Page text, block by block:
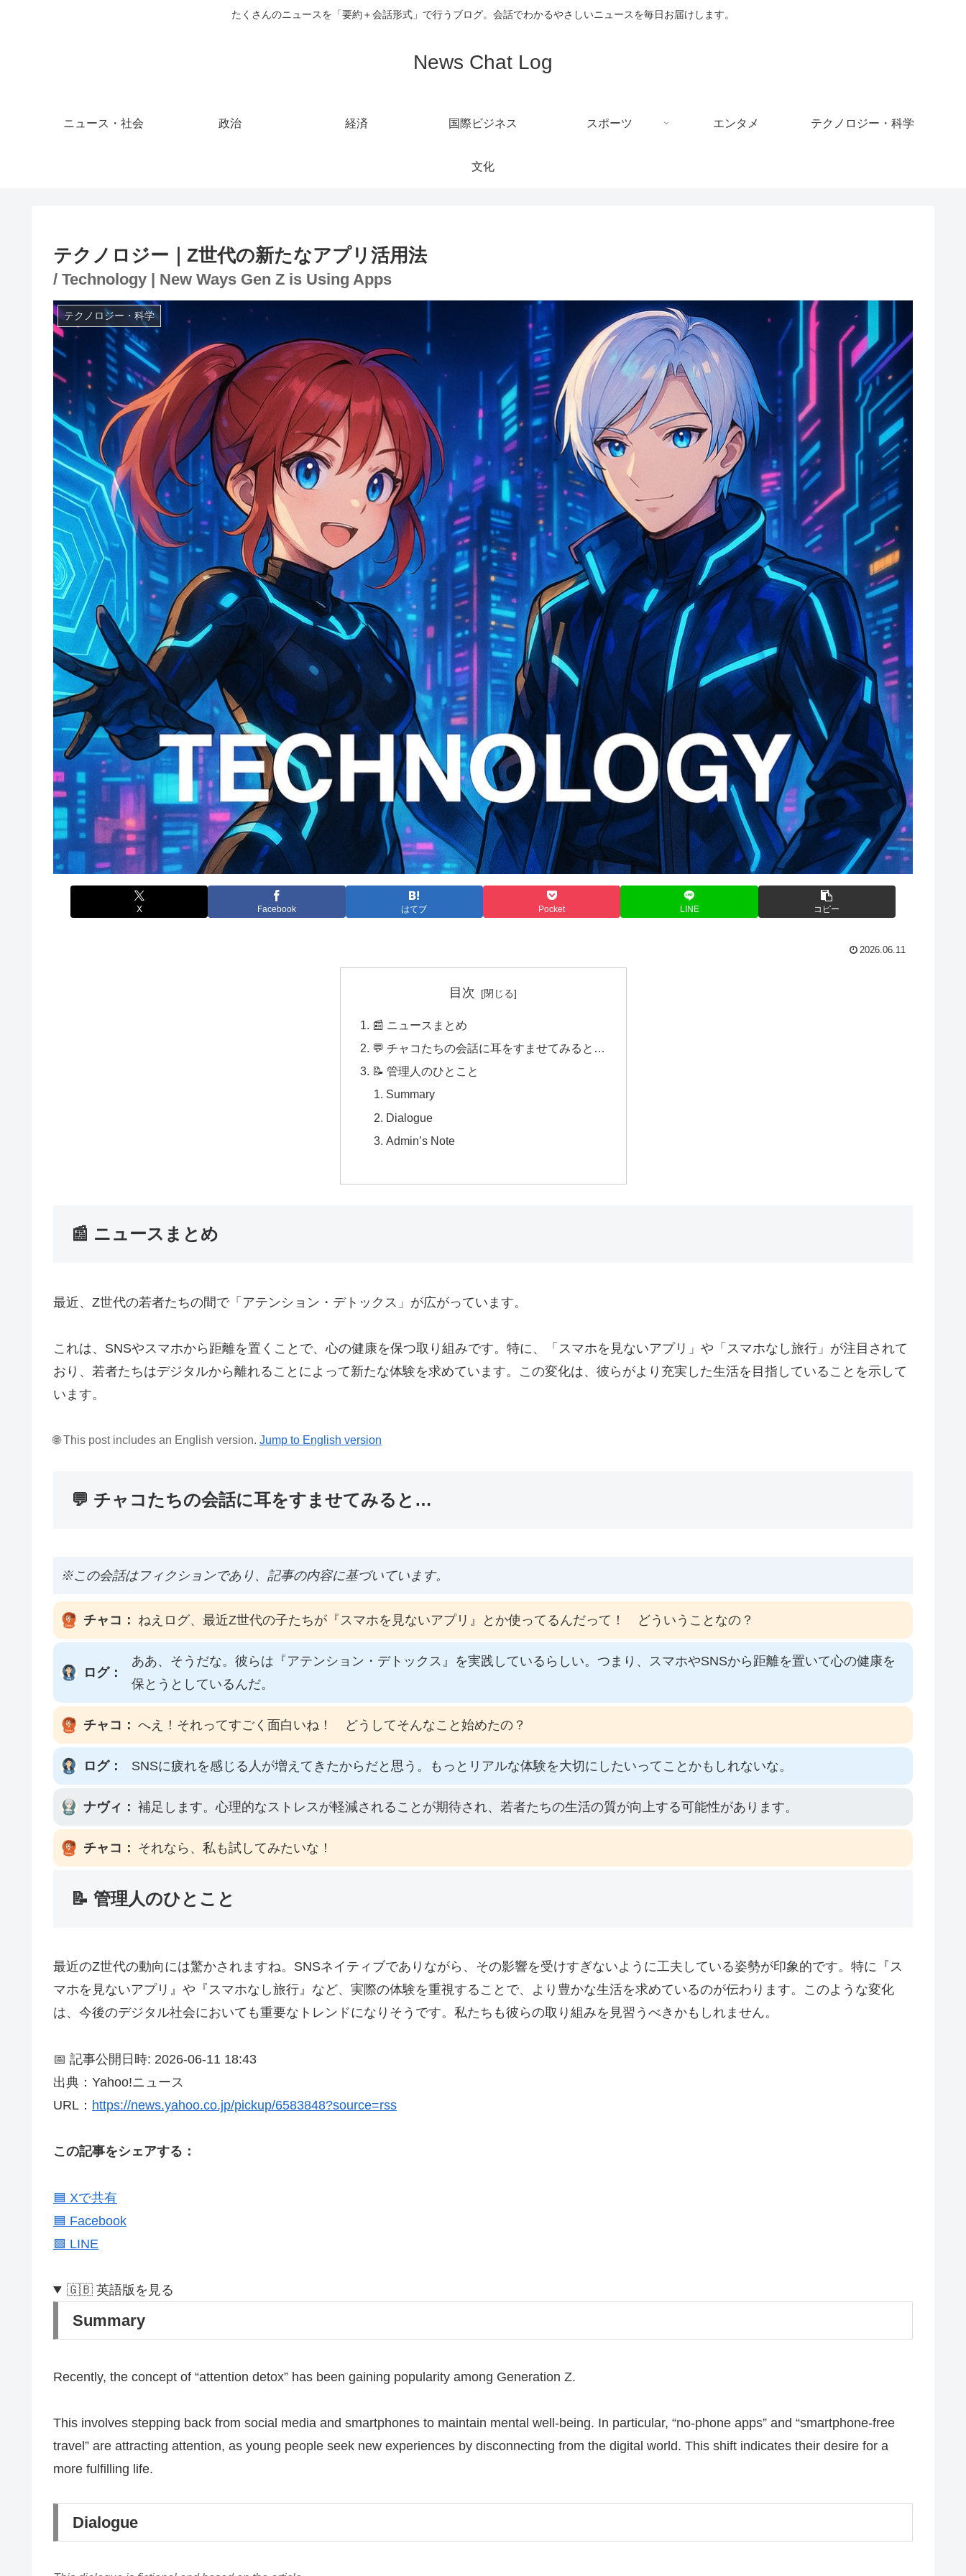
たくさんのニュースを「要約＋会話形式」で行うブログ。会話でわかるやさしいニュースを毎日お届けします。
News Chat Log
ニュース・社会 政治 経済 国際ビジネス スポーツ エンタメ テクノロジー・科学
文化
テクノロジー｜Z世代の新たなアプリ活用法
/ Technology | New Ways Gen Z is Using Apps
テクノロジー・科学
X Facebook はてブ Pocket LINE コピー
2026.06.11
目次
📰 ニュースまとめ
💬 チャコたちの会話に耳をすませてみると…
📝 管理人のひとこと
Summary
Dialogue
Admin’s Note
📰 ニュースまとめ
最近、Z世代の若者たちの間で「アテンション・デトックス」が広がっています。
これは、SNSやスマホから距離を置くことで、心の健康を保つ取り組みです。特に、「スマホを見ないアプリ」や「スマホなし旅行」が注目されて
おり、若者たちはデジタルから離れることによって新たな体験を求めています。この変化は、彼らがより充実した生活を目指していることを示して
います。
🌐 This post includes an English version. Jump to English version
💬 チャコたちの会話に耳をすませてみると…
※この会話はフィクションであり、記事の内容に基づいています。
チャコ： ねえログ、最近Z世代の子たちが『スマホを見ないアプリ』とか使ってるんだって！ どういうことなの？
ログ：
ああ、そうだな。彼らは『アテンション・デトックス』を実践しているらしい。つまり、スマホやSNSから距離を置いて心の健康を
保とうとしているんだ。
チャコ： へえ！それってすごく面白いね！ どうしてそんなこと始めたの？
ログ： SNSに疲れを感じる人が増えてきたからだと思う。もっとリアルな体験を大切にしたいってことかもしれないな。
ナヴィ： 補足します。心理的なストレスが軽減されることが期待され、若者たちの生活の質が向上する可能性があります。
チャコ： それなら、私も試してみたいな！
📝 管理人のひとこと
最近のZ世代の動向には驚かされますね。SNSネイティブでありながら、その影響を受けすぎないように工夫している姿勢が印象的です。特に『ス
マホを見ないアプリ』や『スマホなし旅行』など、実際の体験を重視することで、より豊かな生活を求めているのが伝わります。このような変化
は、今後のデジタル社会においても重要なトレンドになりそうです。私たちも彼らの取り組みを見習うべきかもしれません。
📅 記事公開日時: 2026-06-11 18:43
出典：Yahoo!ニュース
URL： https://news.yahoo.co.jp/pickup/6583848?source=rss
この記事をシェアする：
🟦 Xで共有
🟦 Facebook
🟩 LINE
🇬🇧 英語版を見る
Summary
Recently, the concept of “attention detox” has been gaining popularity among Generation Z.
This involves stepping back from social media and smartphones to maintain mental well-being. In particular, “no-phone apps” and “smartphone-free
travel” are attracting attention, as young people seek new experiences by disconnecting from the digital world. This shift indicates their desire for a
more fulfilling life.
Dialogue